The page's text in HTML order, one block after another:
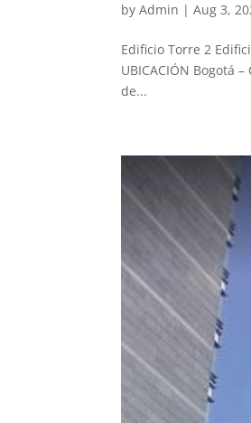
byAdmin |Aug 3,
Edificio Torre 2
UBICACIÓN Bogotá
de...